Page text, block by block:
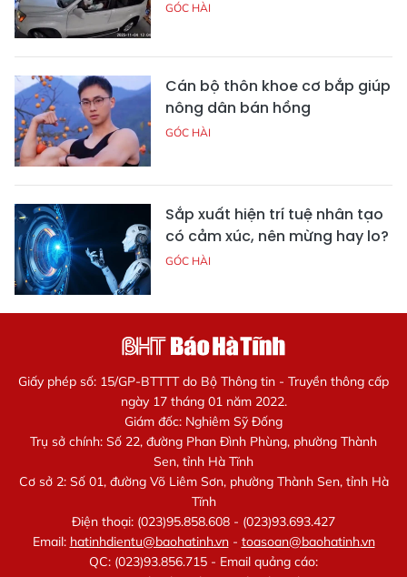
GÓC HÀI
Cán bộ thôn khoe cơ bắp giúp
nông dân bán hồng
GÓC HÀI
Sắp xuất hiện trí tuệ nhân tạo
có cảm xúc, nên mừng hay lo?
GÓC HÀI
Giấy phép số: 15/GP-BTTTT do Bộ Thông tin - Truyền thông cấp
ngày 17 tháng 01 năm 2022.
Giám đốc: Nghiêm Sỹ Đống
Trụ sở chính: Số 22, đường Phan Đình Phùng, phường Thành
Sen, tỉnh Hà Tĩnh
Cơ sở 2: Số 01, đường Võ Liêm Sơn, phường Thành Sen, tỉnh Hà
Tĩnh
Điện thoại: (023)95.858.608 - (023)93.693.427
Email: hatinhdientu@baohatinh.vn- toasoan@baohatinh.vn
QC: (023)93.856.715 - Email quảng cáo: